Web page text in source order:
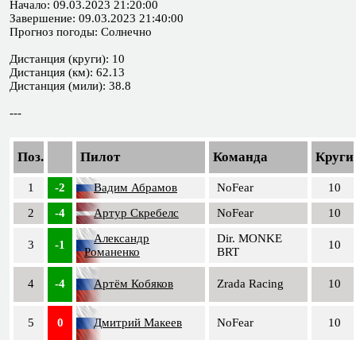
Начало: 09.03.2023 21:20:00
Завершение: 09.03.2023 21:40:00
Прогноз погоды: Солнечно
Дистанция (круги): 10
Дистанция (км): 62.13
Дистанция (мили): 38.8
---
Поз. Пилот Команда Круги
1 -2 Вадим Абрамов NoFear
10
2
-4 Артур Скребелс NoFear 10
3 -1
Александр
Романенко
Dir. MONKE
BRT
10
4 -4 Артём Кобяков Zrada Racing 10
5 0 Дмитрий Макеев NoFear 10